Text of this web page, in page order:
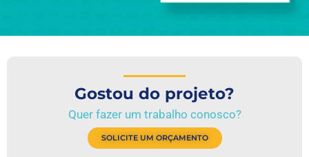
Gostou do projeto?
Quer fazer um trabalho conosco?
SOLICITE UM ORÇAMENTO